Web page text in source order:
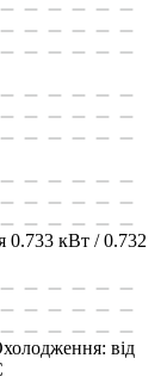
0.733 кВт / 0.732
від